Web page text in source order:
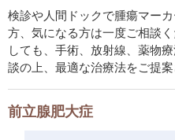
検診や人間ドックで腫瘍マー
方、気になる方は一度ご相談
しても、手術、放射線、薬物
談の上、最適な治療法をご提案
前立腺肥大症